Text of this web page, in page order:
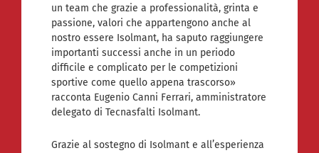
un team che grazie a professionalità, grinta e
passione, valori che appartengono anche al
nostro essere Isolmant, ha saputo raggiungere
importanti successi anche in un periodo
difficile e complicato per le competizioni
sportive come quello appena trascorso»
racconta Eugenio Canni Ferrari, amministratore
delegato di Tecnasfalti Isolmant.
Grazie al sostegno di Isolmant e all’esperienza